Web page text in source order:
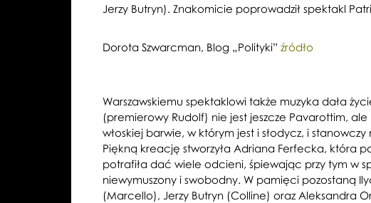
Jerzy Butryn). Znakomicie poprowadził spektakl
Dorota Szwarcman, Blog „Polityki” źródło
Warszawskiemu spektaklowi także muzyka dała
(premierowy Rudolf) nie jest jeszcze Pavarottim, ale
włoskiej barwie, w którym jest i słodycz, i
Piękną kreację stworzyła Adriana Ferfecka, która
potrafiła dać wiele odcieni, śpiewając przy tym w
niewymuszony i swobodny. W pamięci pozostaną
(Marcello), Jerzy Butryn (Colline) oraz Aleksandra